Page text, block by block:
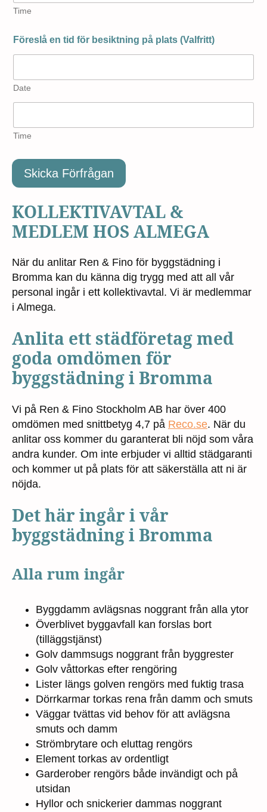
Time
Föreslå en tid för besiktning på plats (Valfritt)
Date
Time
Skicka Förfrågan
KOLLEKTIVAVTAL &
MEDLEM HOS ALMEGA
När du anlitar Ren & Fino för byggstädning i
Bromma kan du känna dig trygg med att all vår
personal ingår i ett kollektivavtal. Vi är medlemmar
i Almega.
Anlita ett städföretag med
goda omdömen för
byggstädning i Bromma
Vi på Ren & Fino Stockholm AB har över 400
omdömen med snittbetyg 4,7 på Reco.se. När du
anlitar oss kommer du garanterat bli nöjd som våra
andra kunder. Om inte erbjuder vi alltid städgaranti
och kommer ut på plats för att säkerställa att ni är
nöjda.
Det här ingår i vår
byggstädning i Bromma
Alla rum ingår
Byggdamm avlägsnas noggrant från alla ytor
Överblivet byggavfall kan forslas bort
(tilläggstjänst)
Golv dammsugs noggrant från byggrester
Golv våttorkas efter rengöring
Lister längs golven rengörs med fuktig trasa
Dörrkarmar torkas rena från damm och smuts
Väggar tvättas vid behov för att avlägsna
smuts och damm
Strömbrytare och eluttag rengörs
Element torkas av ordentligt
Garderober rengörs både invändigt och på
utsidan
Hyllor och snickerier dammas noggrant